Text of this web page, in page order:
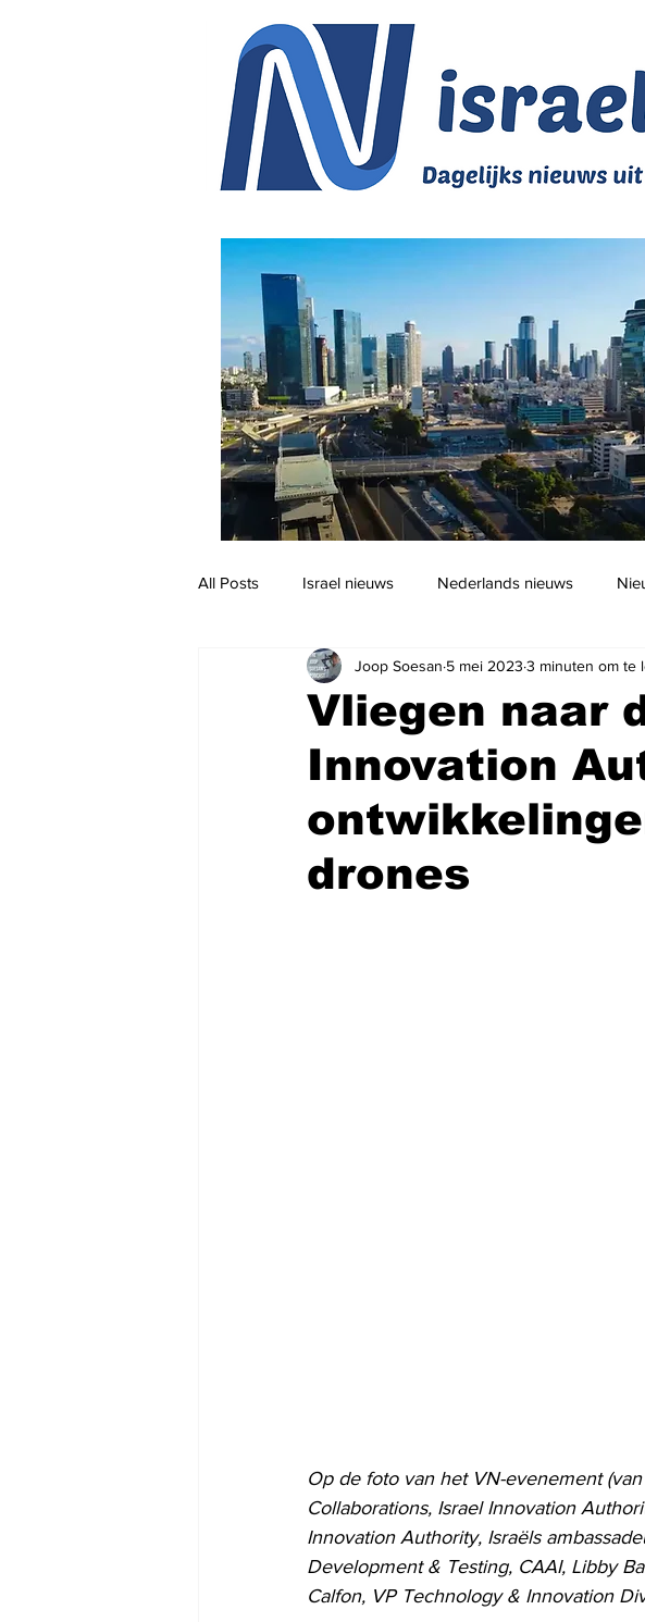
All Posts Israel nieuws Nederlands nieuws
Jodendom en cultuur Podcast
Vliegen naar
Innovation
drones
Joop Soesan 5 mei 2023 3 minuten om te
Op de foto van het VN-evenement
Collaborations, Israel Innovation
Innovation Authority, Israëls
Development & Testing, CAAI, Libby
Calfon, VP Technology & Innovation